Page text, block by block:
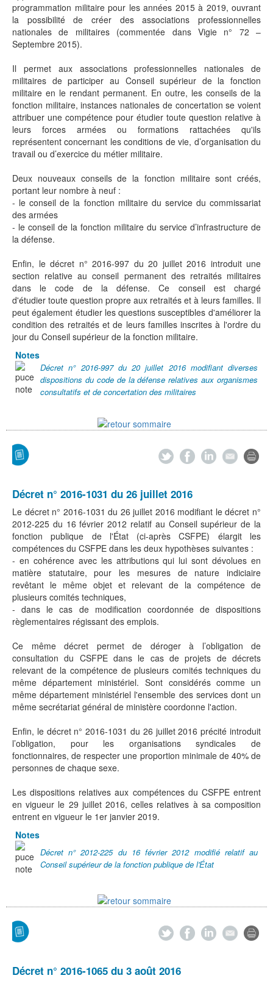
programmation militaire pour les années 2015 à 2019, ouvrant
la possibilité de créer des associations professionnelles
nationales de militaires (commentée dans Vigie n° 72 –
Septembre 2015).
Il permet aux associations professionnelles nationales de
militaires de participer au Conseil supérieur de la fonction
militaire en le rendant permanent. En outre, les conseils de la
fonction militaire, instances nationales de concertation se voient
attribuer une compétence pour étudier toute question relative à
leurs forces armées ou formations rattachées qu'ils
représentent concernant les conditions de vie, d’organisation du
travail ou d’exercice du métier militaire.
Deux nouveaux conseils de la fonction militaire sont créés,
portant leur nombre à neuf :
- le conseil de la fonction militaire du service du commissariat
des armées
- le conseil de la fonction militaire du service d’infrastructure de
la défense.
Enfin, le décret n° 2016-997 du 20 juillet 2016 introduit une
section relative au conseil permanent des retraités militaires
dans le code de la défense. Ce conseil est chargé
d'étudier toute question propre aux retraités et à leurs familles. Il
peut également étudier les questions susceptibles d'améliorer la
condition des retraités et de leurs familles inscrites à l'ordre du
jour du Conseil supérieur de la fonction militaire.
Notes
Décret n° 2016-997 du 20 juillet 2016 modifiant diverses
dispositions du code de la défense relatives aux organismes
consultatifs et de concertation des militaires
Décret n° 2016-1031 du 26 juillet 2016
Le décret n° 2016-1031 du 26 juillet 2016 modifiant le décret n°
2012-225 du 16 février 2012 relatif au Conseil supérieur de la
fonction publique de l'État (ci-après CSFPE) élargit les
compétences du CSFPE dans les deux hypothèses suivantes :
- en cohérence avec les attributions qui lui sont dévolues en
matière statutaire, pour les mesures de nature indiciaire
revêtant le même objet et relevant de la compétence de
plusieurs comités techniques,
- dans le cas de modification coordonnée de dispositions
règlementaires régissant des emplois.
Ce même décret permet de déroger à l’obligation de
consultation du CSFPE dans le cas de projets de décrets
relevant de la compétence de plusieurs comités techniques du
même département ministériel. Sont considérés comme un
même département ministériel l'ensemble des services dont un
même secrétariat général de ministère coordonne l'action.
Enfin, le décret n° 2016-1031 du 26 juillet 2016 précité introduit
l’obligation, pour les organisations syndicales de
fonctionnaires, de respecter une proportion minimale de 40% de
personnes de chaque sexe.
Les dispositions relatives aux compétences du CSFPE entrent
en vigueur le 29 juillet 2016, celles relatives à sa composition
entrent en vigueur le 1er janvier 2019.
Notes
Décret n° 2012-225 du 16 février 2012 modifié relatif au
Conseil supérieur de la fonction publique de l'État
Décret n° 2016-1065 du 3 août 2016